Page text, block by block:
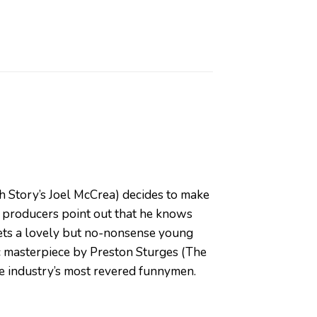
Joel McCrea) decides to make
point out that he knows
a lovely but no-nonsense young
by Preston Sturges (The
most revered funnymen.